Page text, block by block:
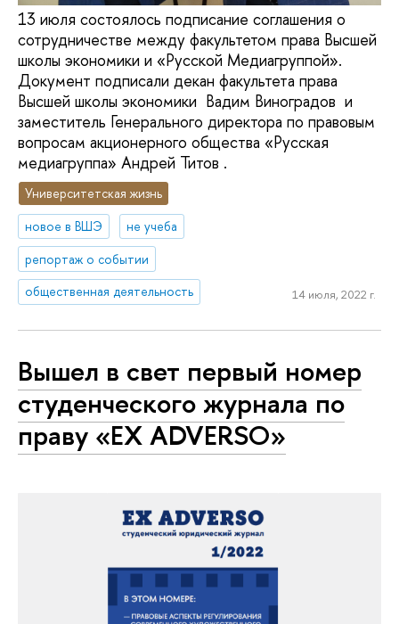
13 июля состоялось подписание соглашения о
сотрудничестве между факультетом права Высшей
школы экономики и «Русской Медиагруппой».
Документ подписали декан факультета права
Высшей школы экономики Вадим Виноградов и
заместитель Генерального директора по правовым
вопросам акционерного общества «Русская
медиагруппа» Андрей Титов .
Университетская жизнь
новое в ВШЭ
не учеба
репортаж о событии
общественная деятельность
14 июля, 2022 г.
Вышел в свет первый номер
студенческого журнала по
праву «EX ADVERSO»